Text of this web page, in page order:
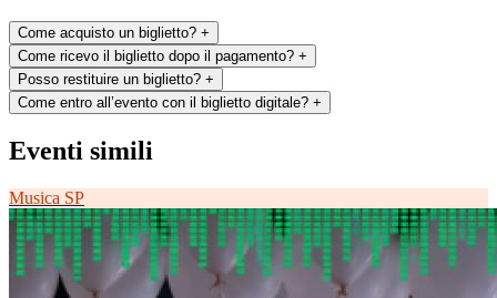
Come acquisto un biglietto? +
Come ricevo il biglietto dopo il pagamento? +
Posso restituire un biglietto? +
Come entro all’evento con il biglietto digitale? +
Eventi simili
Musica SP